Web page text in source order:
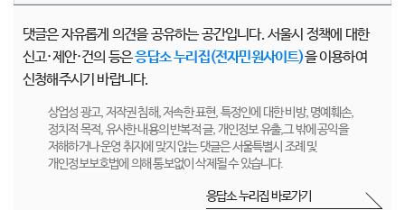
댓글은 자유롭게 의견을 공유하는 공간입니다. 서울시 정책에 대한
신고·제안·건의 등은응답소 누리집(전자민원사이트)을 이용하여
신청해주시기 바랍니다.
상업성 광고, 저작권 침해, 저속한 표현, 특정인에 대한 비방, 명예훼손,
정치적 목적, 유사한 내용의 반복적 글, 개인정보 유출,그 밖에 공익을
저해하거나 운영 취지에 맞지 않는 댓글은 서울특별시 조례 및
개인정보보호법에 의해 통보없이 삭제될 수 있습니다.
응답소 누리집 바로가기